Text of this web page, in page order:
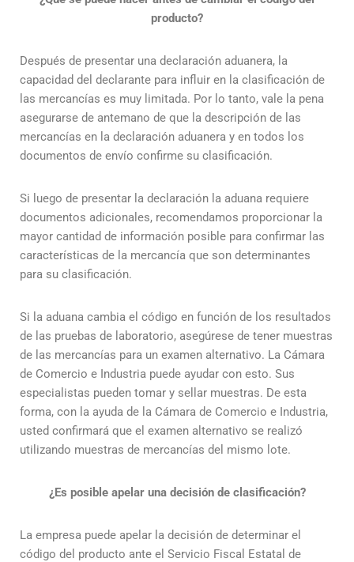
producto?
Después de presentar una declaración aduanera, la
capacidad del declarante para influir en la clasificación de
las mercancías es muy limitada. Por lo tanto, vale la pena
asegurarse de antemano de que la descripción de las
mercancías en la declaración aduanera y en todos los
documentos de envío confirme su clasificación.
Si luego de presentar la declaración la aduana requiere
documentos adicionales, recomendamos proporcionar la
mayor cantidad de información posible para confirmar las
características de la mercancía que son determinantes
para su clasificación.
Si la aduana cambia el código en función de los resultados
de las pruebas de laboratorio, asegúrese de tener muestras
de las mercancías para un examen alternativo. La Cámara
de Comercio e Industria puede ayudar con esto. Sus
especialistas pueden tomar y sellar muestras. De esta
forma, con la ayuda de la Cámara de Comercio e Industria,
usted confirmará que el examen alternativo se realizó
utilizando muestras de mercancías del mismo lote.
¿Es posible apelar una decisión de clasificación?
La empresa puede apelar la decisión de determinar el
código del producto ante el Servicio Fiscal Estatal de